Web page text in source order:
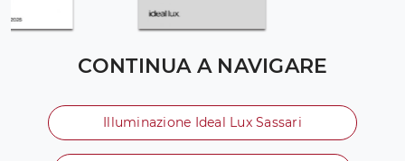
CONTINUA A NAVIGARE
Illuminazione Ideal Lux Sassari